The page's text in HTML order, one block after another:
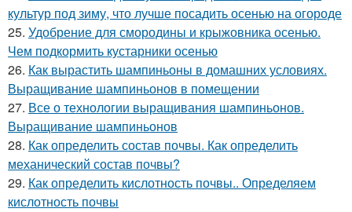
культур под зиму, что лучше посадить осенью на огороде
25. Удобрение для смородины и крыжовника осенью.
Чем подкормить кустарники осенью
26. Как вырастить шампиньоны в домашних условиях.
Выращивание шампиньонов в помещении
27. Все о технологии выращивания шампиньонов.
Выращивание шампиньонов
28. Как определить состав почвы. Как определить
механический состав почвы?
29. Как определить кислотность почвы.. Определяем
кислотность почвы